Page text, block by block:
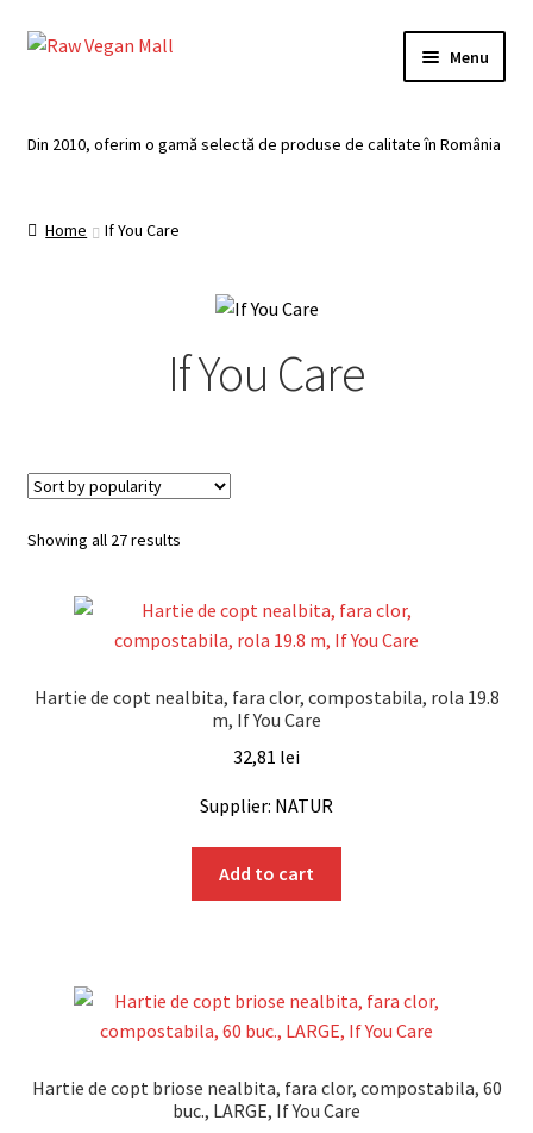
Skip
Skip
Menu
Categorii
Coș
Din 2010, oferim o gamă selectă de produse de calitate în România
Home If You Care
If You Care
Showing all 27 resultsSorted
Hartie de copt nealbita, fara clor, compostabila, rola 19.8
m, If You Care
32,81 lei
Supplier: NATUR
Add to cart
Hartie de copt briose nealbita, fara clor, compostabila, 60
buc., LARGE, If You Care